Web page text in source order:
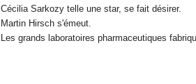
Cécilia Sarkozy telle une star, se fait désirer.
Martin Hirsch s'émeut.
Les grands laboratoires pharmaceutiques